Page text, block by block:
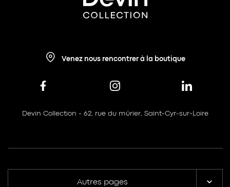
Venez nous rencontrer à la boutique
Devin Collection - 62, rue du mûrier, Saint-Cyr-sur-Loire
Autres pages